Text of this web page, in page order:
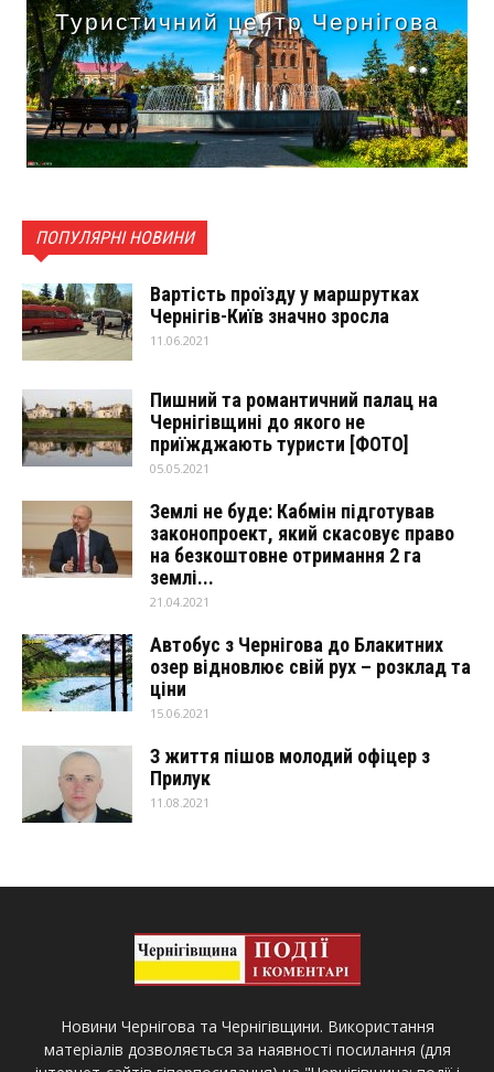
Туристичний центр Чернігова
ПОПУЛЯРНІ НОВИНИ
Вартість проїзду у маршрутках
Чернігів-Київ значно зросла
11.06.2021
Пишний та романтичний палац на
Чернігівщині до якого не
приїжджають туристи [ФОТО]
05.05.2021
Землі не буде: Кабмін підготував
законопроект, який скасовує право
на безкоштовне отримання 2 га
землі...
21.04.2021
Автобус з Чернігова до Блакитних
озер відновлює свій рух – розклад та
ціни
15.06.2021
З життя пішов молодий офіцер з
Прилук
11.08.2021
Новини Чернігова та Чернігівщини. Використання
матеріалів дозволяється за наявності посилання (для